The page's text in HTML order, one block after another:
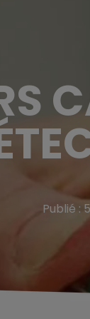
Publié :